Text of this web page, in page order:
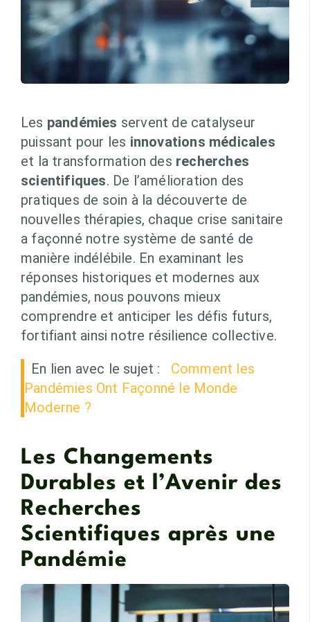
Les pandémies servent de catalyseur
puissant pour les innovations médicales
et la transformation des recherches
scientifiques. De l’amélioration des
pratiques de soin à la découverte de
nouvelles thérapies, chaque crise sanitaire
a façonné notre système de santé de
manière indélébile. En examinant les
réponses historiques et modernes aux
pandémies, nous pouvons mieux
comprendre et anticiper les défis futurs,
fortifiant ainsi notre résilience collective.
En lien avec le sujet :
Comment les
Pandémies Ont Façonné le Monde
Moderne ?
Les Changements
Durables et l’Avenir des
Recherches
Scientifiques après une
Pandémie